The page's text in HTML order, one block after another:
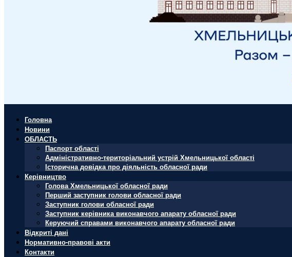
Головна
Новини
ОБЛАСТЬ
Паспорт області
Адміністративно-територіальний устрій Хмельницької області
Історична довідка про діяльність обласної ради
Керівництво
Голова Хмельницької обласної ради
Перший заступник голови обласної ради
Заступник голови обласної ради
Заступник керівника виконавчого апарату обласної ради
Керуючий справами виконавчого апарату обласної ради
Відкриті дані
Нормативно-правові акти
Контакти